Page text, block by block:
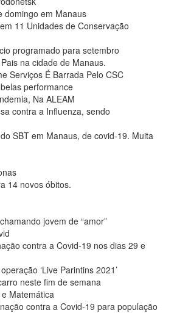
domingo em Manaus
11 Unidades de Conservação
programado para setembro
na cidade de Manaus.
Serviços É Barrada Pelo CSC
performance
Na ALEAM
contra a Influenza, sendo
SBT em Manaus, de covid-19. Muita
14 novos óbitos.
jovem de “amor”
contra a Covid-19 nos dias 29 e
‘Live Parintins 2021’
neste fim de semana
Matemática
contra a Covid-19 para população